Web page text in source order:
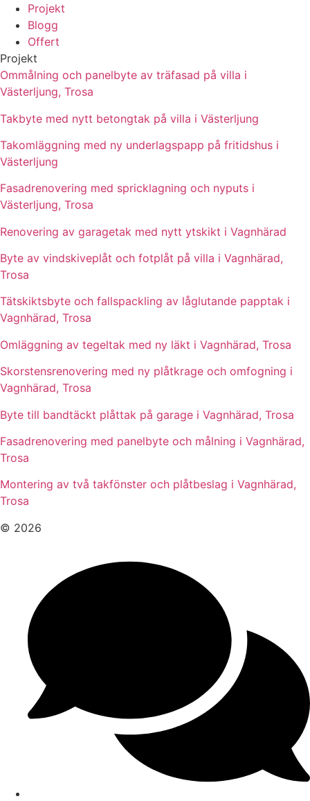
Projekt
Blogg
Offert
Projekt
Ommålning och panelbyte av träfasad på villa i
Västerljung, Trosa
Takbyte med nytt betongtak på villa i Västerljung
Takomläggning med ny underlagspapp på fritidshus i
Västerljung
Fasadrenovering med spricklagning och nyputs i
Västerljung, Trosa
Renovering av garagetak med nytt ytskikt i Vagnhärad
Byte av vindskiveplåt och fotplåt på villa i Vagnhärad,
Trosa
Tätskiktsbyte och fallspackling av låglutande papptak i
Vagnhärad, Trosa
Omläggning av tegeltak med ny läkt i Vagnhärad, Trosa
Skorstensrenovering med ny plåtkrage och omfogning i
Vagnhärad, Trosa
Byte till bandtäckt plåttak på garage i Vagnhärad, Trosa
Fasadrenovering med panelbyte och målning i Vagnhärad,
Trosa
Montering av två takfönster och plåtbeslag i Vagnhärad,
Trosa
© 2026